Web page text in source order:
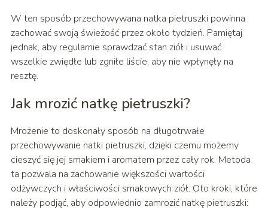
W ten sposób przechowywana natka pietruszki powinna
zachować swoją świeżość przez około tydzień. Pamiętaj
jednak, aby regularnie sprawdzać stan ziół i usuwać
wszelkie zwiędłe lub zgniłe liście, aby nie wpłynęły na
resztę.
Jak mrozić natkę pietruszki?
Mrożenie to doskonały sposób na długotrwałe
przechowywanie natki pietruszki, dzięki czemu możemy
cieszyć się jej smakiem i aromatem przez cały rok. Metoda
ta pozwala na zachowanie większości wartości
odżywczych i właściwości smakowych ziół. Oto kroki, które
należy podjąć, aby odpowiednio zamrozić natkę pietruszki: